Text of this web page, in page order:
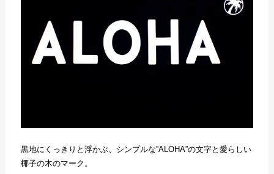
黒地にくっきりと浮かぶ、シンプルな”ALOHA”の文字と愛らしい
椰子の木のマーク。